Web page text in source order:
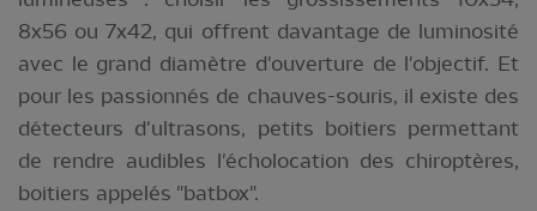
8x56 ou 7x42, qui offrent davantage de luminosité
avec le grand diamètre d'ouverture de l'objectif. Et
pour les passionnés de chauves-souris, il existe des
détecteurs d'ultrasons, petits boitiers permettant
de rendre audibles l'écholocation des chiroptères,
boitiers appelés "batbox".